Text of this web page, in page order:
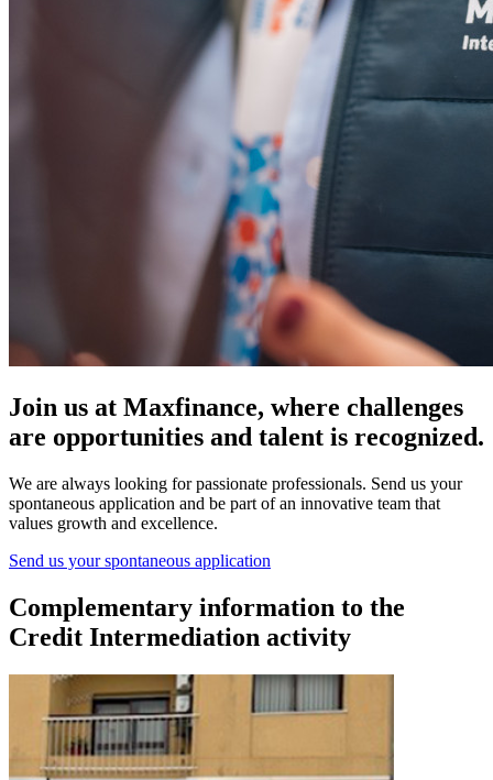
Join us at Maxfinance, where challenges
are opportunities and talent is recognized.
We are always looking for passionate professionals. Send us your
spontaneous application and be part of an innovative team that
values growth and excellence.
Send us your spontaneous application
Complementary information to the
Credit Intermediation activity